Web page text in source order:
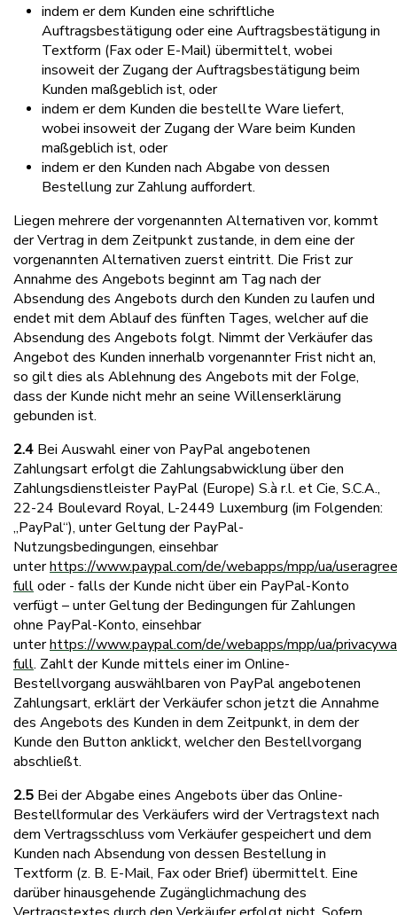
indem er dem Kunden eine schriftliche
Auftragsbestätigung oder eine Auftragsbestätigung in
Textform (Fax oder E-Mail) übermittelt, wobei
insoweit der Zugang der Auftragsbestätigung beim
Kunden maßgeblich ist, oder
indem er dem Kunden die bestellte Ware liefert,
wobei insoweit der Zugang der Ware beim Kunden
maßgeblich ist, oder
indem er den Kunden nach Abgabe von dessen
Bestellung zur Zahlung auffordert.
Liegen mehrere der vorgenannten Alternativen vor, kommt
der Vertrag in dem Zeitpunkt zustande, in dem eine der
vorgenannten Alternativen zuerst eintritt. Die Frist zur
Annahme des Angebots beginnt am Tag nach der
Absendung des Angebots durch den Kunden zu laufen und
endet mit dem Ablauf des fünften Tages, welcher auf die
Absendung des Angebots folgt. Nimmt der Verkäufer das
Angebot des Kunden innerhalb vorgenannter Frist nicht an,
so gilt dies als Ablehnung des Angebots mit der Folge,
dass der Kunde nicht mehr an seine Willenserklärung
gebunden ist.
2.4 Bei Auswahl einer von PayPal angebotenen
Zahlungsart erfolgt die Zahlungsabwicklung über den
Zahlungsdienstleister PayPal (Europe) S.à r.l. et Cie, S.C.A.,
22-24 Boulevard Royal, L-2449 Luxemburg (im Folgenden:
„PayPal“), unter Geltung der PayPal-
Nutzungsbedingungen, einsehbar
unterhttps://www.paypal.com/de/webapps/mpp/ua/
fulloder - falls der Kunde nicht über ein PayPal-Konto
verfügt – unter Geltung der Bedingungen für Zahlungen
ohne PayPal-Konto, einsehbar
unterhttps://www.paypal.com/de/webapps/mpp/ua/
full. Zahlt der Kunde mittels einer im Online-
Bestellvorgang auswählbaren von PayPal angebotenen
Zahlungsart, erklärt der Verkäufer schon jetzt die Annahme
des Angebots des Kunden in dem Zeitpunkt, in dem der
Kunde den Button anklickt, welcher den Bestellvorgang
abschließt.
2.5 Bei der Abgabe eines Angebots über das Online-
Bestellformular des Verkäufers wird der Vertragstext nach
dem Vertragsschluss vom Verkäufer gespeichert und dem
Kunden nach Absendung von dessen Bestellung in
Textform (z. B. E-Mail, Fax oder Brief) übermittelt. Eine
darüber hinausgehende Zugänglichmachung des